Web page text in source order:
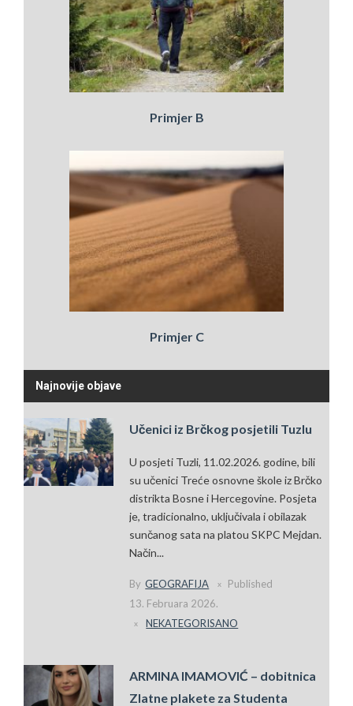
Primjer B
Primjer C
Najnovije objave
Učenici iz Brčkog posjetili Tuzlu
U posjeti Tuzli, 11.02.2026. godine, bili
su učenici Treće osnovne škole iz Brčko
distrikta Bosne i Hercegovine. Posjeta
je, tradicionalno, uključivala i obilazak
sunčanog sata na platou SKPC Mejdan.
Način...
By GEOGRAFIJA
Published
13. Februara 2026.
NEKATEGORISANO
ARMINA IMAMOVIĆ – dobitnica
Zlatne plakete za Studenta